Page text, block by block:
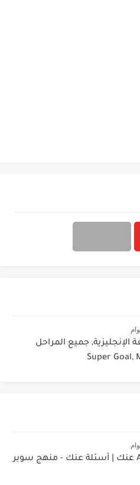
الإنجليزية, جميع المراحل
Super Goal,
About You عنك | أسئلة عنك - منهج سوبر